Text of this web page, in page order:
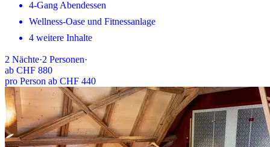
4-Gang Abendessen
Wellness-Oase und Fitnessanlage
4 weitere Inhalte
2 Nächte·2 Personen·
ab CHF 880
pro Person ab CHF 440